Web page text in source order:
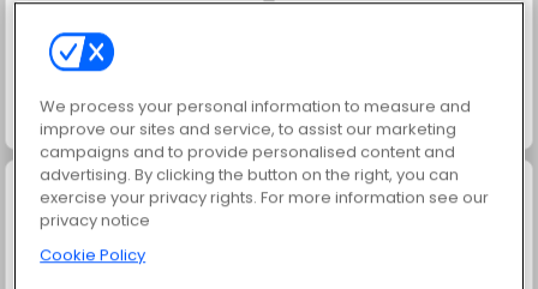
Jewel Garden Story Scala 40
We process your personal information to measure and
improve our sites and service, to assist our marketing
campaigns and to provide personalised content and
advertising. By clicking the button on the right, you can
exercise your privacy rights. For more information see our
privacy notice
Cookie Policy